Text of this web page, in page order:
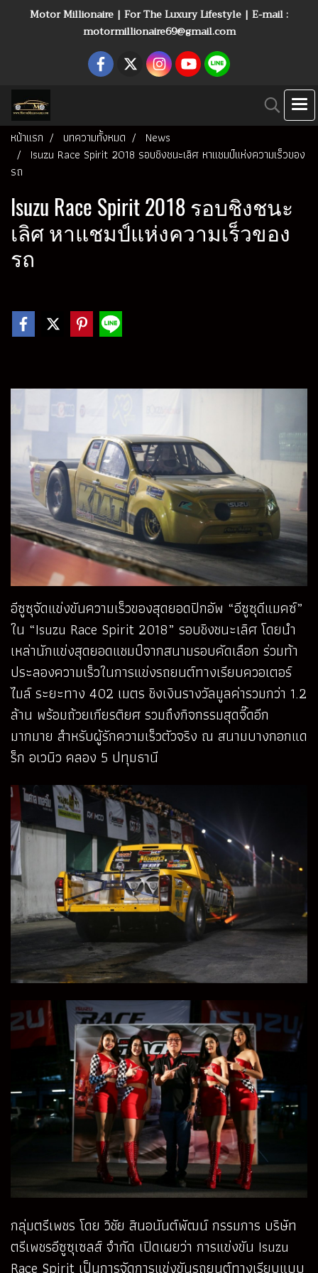
Motor Millionaire | For The Luxury Lifestyle | E-mail :
motormillionaire69@gmail.com
หน้าแรก บทความทั้งหมด
News
Isuzu Race Spirit 2018 รอบชิงชนะเลิศ หาแชมป์แห่งความเร็วของ
รถ
Isuzu Race Spirit 2018 รอบชิงชนะ
เลิศ หาแชมป์แห่งความเร็วของ
รถ
อีซูซุจัดแข่งขันความเร็วของสุดยอดปิกอัพ “อีซูซุดีแมคซ์”
ใน “Isuzu Race Spirit 2018” รอบชิงชนะเลิศ โดยนำ
เหล่านักแข่งสุดยอดแชมป์จากสนามรอบคัดเลือก ร่วมท้า
ประลองความเร็วในการแข่งรถยนต์ทางเรียบควอเตอร์
ไมล์ ระยะทาง 402 เมตร ชิงเงินรางวัลมูลค่ารวมกว่า 1.2
ล้าน พร้อมถ้วยเกียรติยศ รวมถึงกิจกรรมสุดจี๊ดอีก
มากมาย สำหรับผู้รักความเร็วตัวจริง ณ สนามบางกอกแด
ร็ก อเวนิว คลอง 5 ปทุมธานี
กลุ่มตรีเพชร โดย วิชัย สินอนันต์พัฒน์ กรรมการ บริษัท
ตรีเพชรอีซูซุเซลส์ จำกัด เปิดเผยว่า การแข่งขัน Isuzu
Race Spirit เป็นการจัดการแข่งขันรถยนต์ทางเรียบแบบ